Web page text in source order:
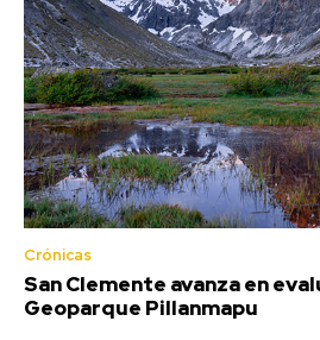
Crónicas
San Clemente avanza en
Geoparque Pillanmapu